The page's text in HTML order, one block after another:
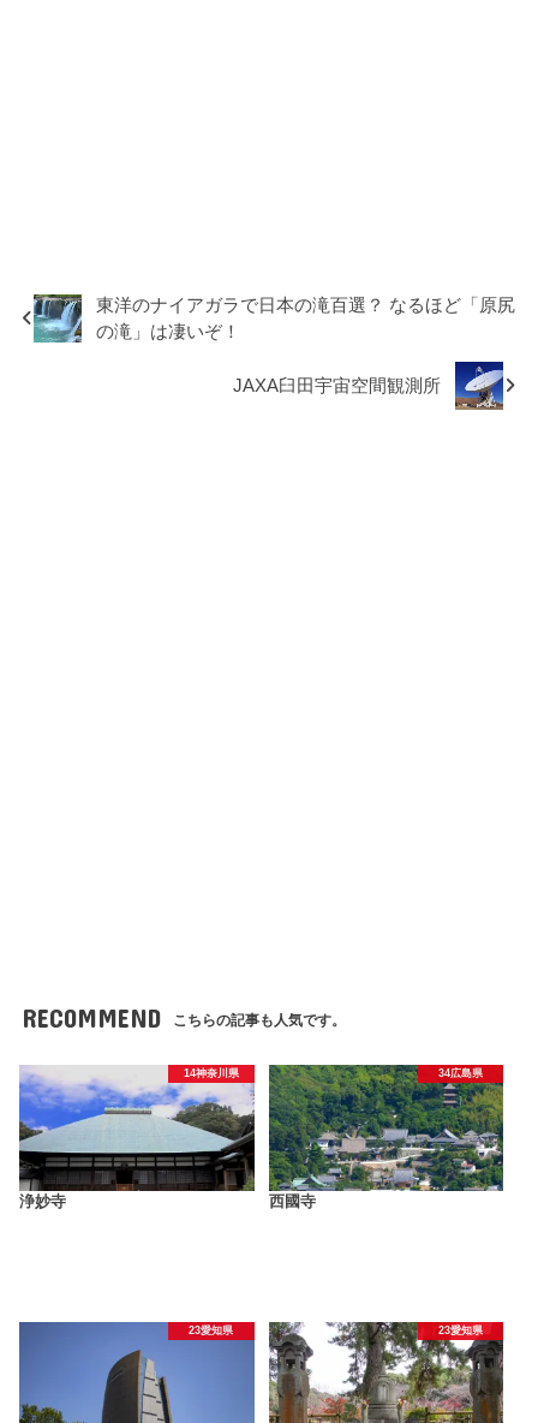
東洋のナイアガラで日本の滝百選？ なるほど「原尻
の滝」は凄いぞ！
JAXA臼田宇宙空間観測所
RECOMMEND こちらの記事も人気です。
14神奈川県
浄妙寺
34広島県
西國寺
23愛知県 23愛知県